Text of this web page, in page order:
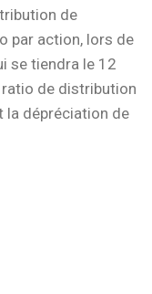
de
par action, lors de
se tiendra le 12
de distribution
la dépréciation de